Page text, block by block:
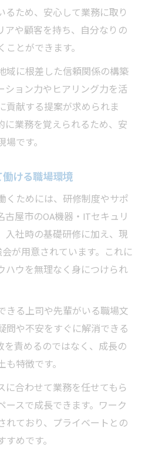
ため、安心して業務に取り
アや顧客を持ち、自分なりの
とができます。
域に根差した信頼関係の構築
ション力やヒアリング力を活
貢献する提案が求められま
に業務を覚えられるため、安
です。
ける職場環境
くためには、研修制度やサポ
屋市のOA機器・ITセキュリ
入社時の基礎研修に加え、現
が用意されています。これに
ハウを無理なく身につけられ
きる上司や先輩がいる職場文
問や不安をすぐに解消できる
を責めるのではなく、成長の
特徴です。
に合わせて業務を任せてもら
ースで成長できます。ワーク
れており、プライベートとの
めです。